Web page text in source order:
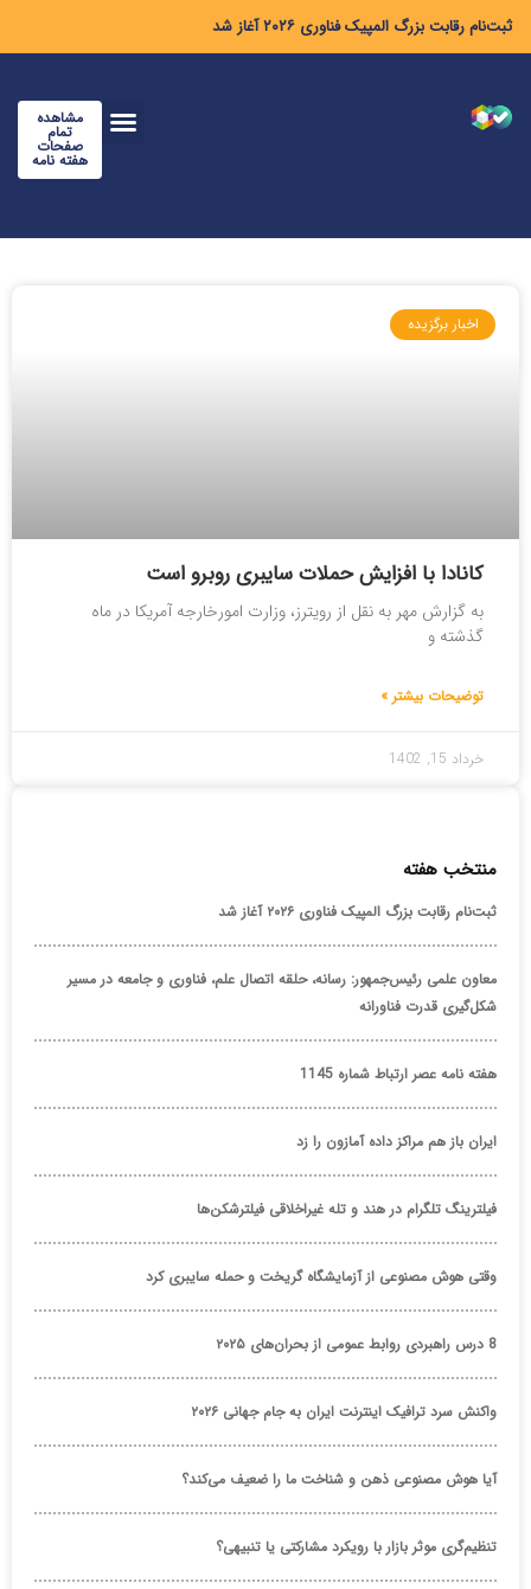
ثبت‌نام رقابت بزرگ المپیک فناوری ۲۰۲۶ آغاز شد
مشاهده
تمام
صفحات
هفته نامه
اخبار برگزیده
کانادا با افزایش حملات سایبری روبرو است
به گزارش مهر به نقل از رویترز، وزارت امورخارجه آمریکا در ماه
گذشته و
توضیحات بیشتر »
خرداد 15, 1402
منتخب هفته
ثبت‌نام رقابت بزرگ المپیک فناوری ۲۰۲۶ آغاز شد
معاون علمی رئیس‌جمهور: رسانه، حلقه اتصال علم، فناوری و جامعه در مسیر
شکل‌گیری قدرت فناورانه
هفته نامه عصر ارتباط شماره 1145
ایران باز هم مراکز داده آمازون را زد
فیلترینگ تلگرام در هند و تله غیراخلاقی فیلترشکن‌ها
وقتی هوش مصنوعی از آزمایشگاه گریخت و حمله سایبری کرد
8 درس راهبردی روابط عمومی از بحران‌های ۲۰۲۵
واکنش سرد ترافیک اینترنت ایران به جام جهانی ۲۰۲۶
آیا هوش مصنوعی ذهن و شناخت ما را ضعیف می‌کند؟
تنظیم‌گری موثر بازار با رویکرد مشارکتی یا تنبیهی؟